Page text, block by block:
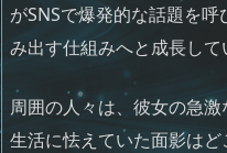
がSNSで爆発的な話題を
み出す仕組みへと成長して
周囲の人々は、彼女の急
生活に怯えていた面影は